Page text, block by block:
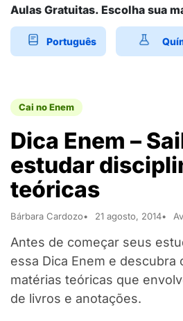
Aulas Gratuitas. Escolha sua
Português
Cai no Enem
Dica Enem –
estudar
teóricas
Bárbara Cardozo 21 agosto, 2014
Antes de começar seus
essa Dica Enem e descubra
matérias teóricas que
de livros e anotações.